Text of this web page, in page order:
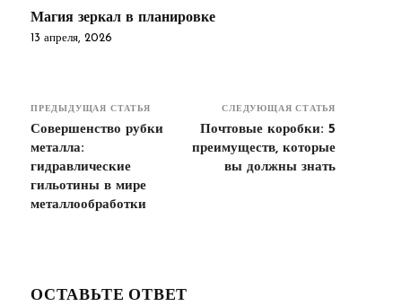
Магия зеркал в планировке
13 апреля, 2026
ПРЕДЫДУЩАЯ СТАТЬЯ
Совершенство рубки
металла:
гидравлические
гильотины в мире
металлообработки
СЛЕДУЮЩАЯ СТАТЬЯ
Почтовые коробки: 5
преимуществ, которые
вы должны знать
ОСТАВЬТЕ ОТВЕТ